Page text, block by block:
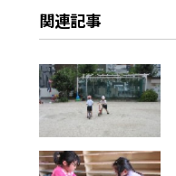
関連記事